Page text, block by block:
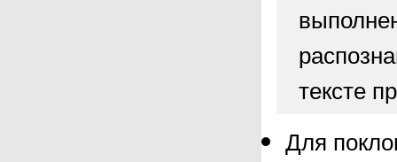
тексте
Для